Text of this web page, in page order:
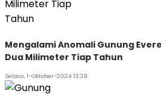
Mengalami Anomali Gunung
Dua Milimeter Tiap Tahun
Selasa, 1-Oktober-2024 13:38